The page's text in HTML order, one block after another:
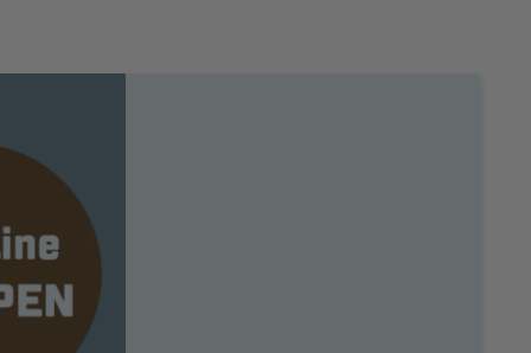
Algemene
voorwaarden
Webshop